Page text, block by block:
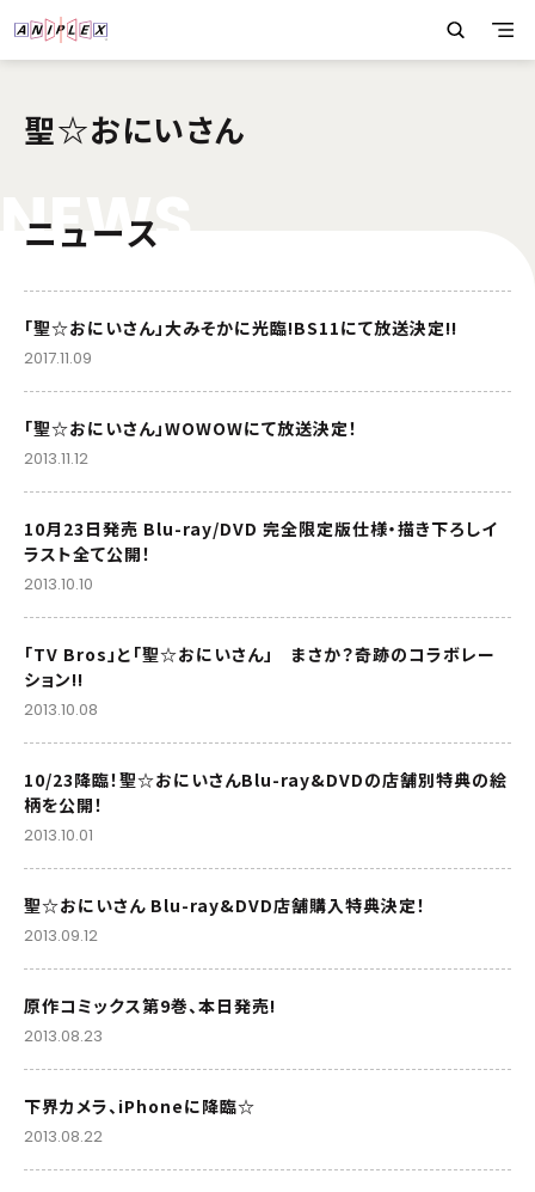
聖☆おにいさん
NEWS
ニュース
「聖☆おにいさん」大みそかに光臨!BS11にて放送決定!!
2017.11.09
「聖☆おにいさん」WOWOWにて放送決定！
2013.11.12
10月23日発売 Blu-ray/DVD 完全限定版仕様・描き下ろしイ
ラスト全て公開！
2013.10.10
「TV Bros」と「聖☆おにいさん」 まさか？奇跡のコラボレー
ション!!
2013.10.08
10/23降臨！聖☆おにいさんBlu-ray&DVDの店舗別特典の絵
柄を公開！
2013.10.01
聖☆おにいさん Blu-ray&DVD店舗購入特典決定！
2013.09.12
原作コミックス第9巻、本日発売!
2013.08.23
下界カメラ、iPhoneに降臨☆
2013.08.22